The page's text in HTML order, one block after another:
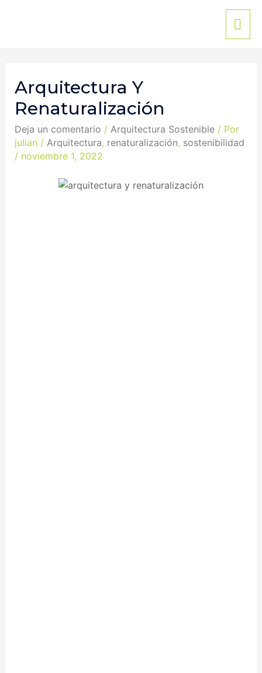
Arquitectura Y
Renaturalización
Deja un comentario / Arquitectura Sostenible/ Por
julian / Arquitectura, renaturalización, sostenibilidad
/ noviembre 1, 2022